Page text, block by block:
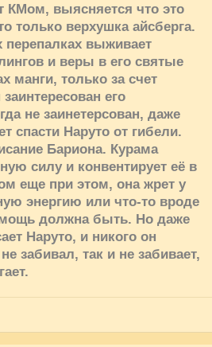
КМом, выясняется что это
только верхушка айсберга.
выживает
и веры в его святые
манги, только за счет
его
не заинетерсован, даже
спасти Наруто от гибели.
Бариона. Курама
силу и конвентирует её в
еще при этом, она жрет у
энергию или что-то вроде
мощь должна быть. Но даже
Наруто, и никого он
забивал, так и не забивает,